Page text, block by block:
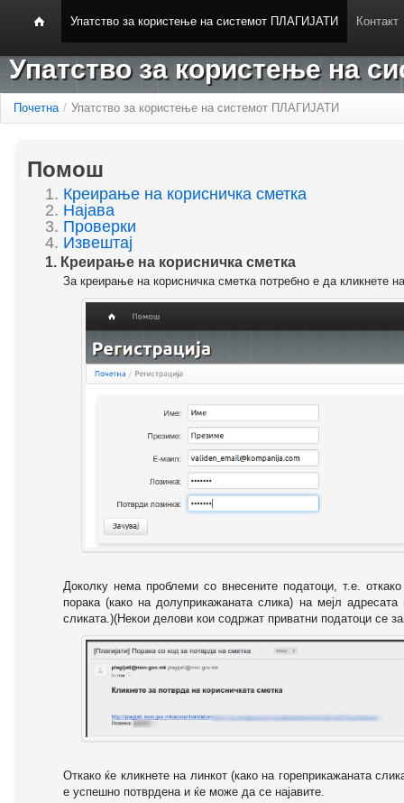
Упатство за користење на системот ПЛАГИЈАТИ Контакт
Упатство за користење на
Почетна / Упатство за користење на системот ПЛАГИЈАТИ
Помош
1. Креирање на корисничка сметка
2. Најава
3. Проверки
4. Извештај
1. Креирање на корисничка сметка
За креирање на корисничка сметка потребно е да кликнете
Доколку нема проблеми со внесените податоци, т.е.
порака (како на долуприкажаната слика) на мејл
сликата.)(Некои делови кои содржат приватни податоци се
Откако ќе кликнете на линкот (како на гореприкажаната
е успешно потврдена и ќе може да се најавите.